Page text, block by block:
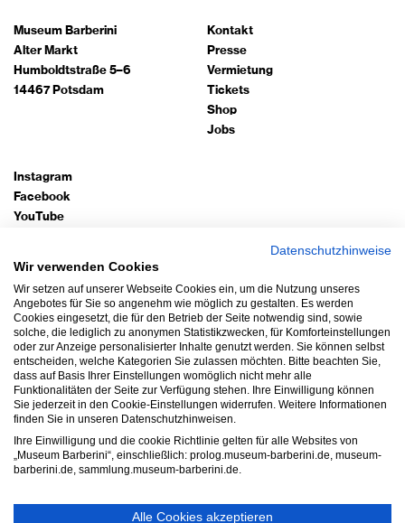
Museum Barberini
Alter Markt
Humboldtstraße 5–6
14467 Potsdam
Kontakt
Presse
Vermietung
Tickets
Shop
Jobs
Instagram
Facebook
YouTube
Bleiben Sie auf dem Laufenden!
Newsletter abonnieren
Impressum
Datenschutz
AGB
Hausordnung
Barrierefreiheit
Cookie-Einstellungen
Datenschutzhinweise
Wir verwenden Cookies
Wir setzen auf unserer Webseite Cookies ein, um die Nutzung unseres
Angebotes für Sie so angenehm wie möglich zu gestalten. Es werden
Cookies eingesetzt, die für den Betrieb der Seite notwendig sind, sowie
solche, die lediglich zu anonymen Statistikzwecken, für Komforteinstellungen
oder zur Anzeige personalisierter Inhalte genutzt werden. Sie können selbst
entscheiden, welche Kategorien Sie zulassen möchten. Bitte beachten Sie,
dass auf Basis Ihrer Einstellungen womöglich nicht mehr alle
Funktionalitäten der Seite zur Verfügung stehen. Ihre Einwilligung können
Sie jederzeit in den Cookie-Einstellungen widerrufen. Weitere Informationen
finden Sie in unseren Datenschutzhinweisen.
Ihre Einwilligung und die cookie Richtlinie gelten für alle Websites von
„Museum Barberini“, einschließlich: prolog.museum-barberini.de, museum-
barberini.de, sammlung.museum-barberini.de.
Alle Cookies akzeptieren